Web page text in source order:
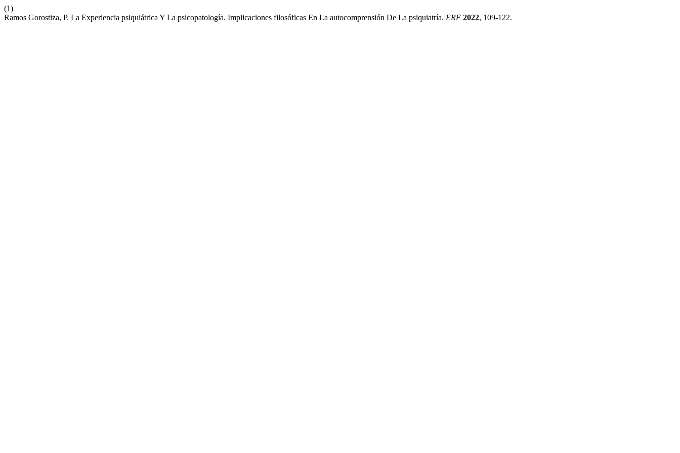
(1)
Ramos Gorostiza, P. La Experiencia psiquiátrica Y La psicopatología. Implicaciones filosóficas En La autocomprensión De La psiquiatría. ERF 2022, 109-122.